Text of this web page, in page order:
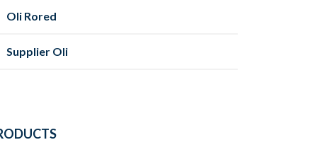
Oli Rored
Supplier Oli